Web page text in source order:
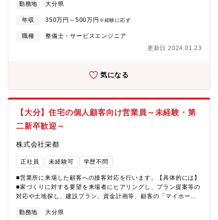
では、メンバーはもちろんお客様と相談しながらトラブルを解消
した結果、お客様と一緒に喜びとても感謝されます。その他、新
規装置対応の際もお客様のニーズ通りの仕様で装置をリリースで
きた際もお客様と一緒に喜び、とれも感謝されます。【募集背
勤務地 大分県
年収 350万円～500万円 ※経験に応ず
職種
整備士・サービスエンジニア
更新日 2024.01.23
気になる
【大分】住宅の個人顧客向け営業員～未経験・第
二新卒歓迎～
株式会社栄都
正社員 未経験可 学歴不問
■営業所に来場した顧客への接客対応を行います。【具体的には】
■家づくりに対する要望を来場者にヒアリングし、プラン提案等の
対応や土地探し、建設プラン、資金計画等、顧客の「マイホーム
ノルマ等はありません。また、商談のためや官公庁への書類提出
勤務地 大分県